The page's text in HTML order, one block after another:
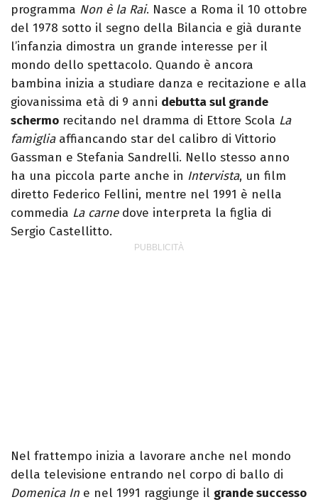
programma Non è la Rai. Nasce a Roma il 10 ottobre
del 1978 sotto il segno della Bilancia e già durante
l’infanzia dimostra un grande interesse per il
mondo dello spettacolo. Quando è ancora
bambina inizia a studiare danza e recitazione e alla
giovanissima età di 9 anni debutta sul grande
schermo recitando nel dramma di Ettore Scola La
famiglia affiancando star del calibro di Vittorio
Gassman e Stefania Sandrelli. Nello stesso anno
ha una piccola parte anche in Intervista, un film
diretto Federico Fellini, mentre nel 1991 è nella
commedia La carne dove interpreta la figlia di
Sergio Castellitto.
Nel frattempo inizia a lavorare anche nel mondo
della televisione entrando nel corpo di ballo di
Domenica Ine nel 1991 raggiunge il grande successo